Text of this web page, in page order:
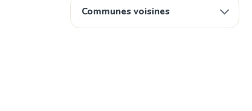
Communes voisines